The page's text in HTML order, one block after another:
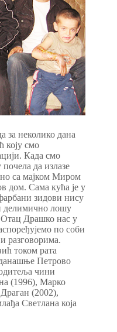
за неколико дана
коју смо
Када смо
да излазе
са мајком Миром
дом. Сама кућа је у
зидови нису
делимично лошу
Отац Драшко нас у
по соби
разговорима.
током рата
Петрово
чини
(1996), Марко
(2002),
Светлана која